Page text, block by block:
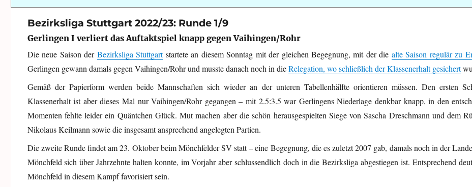
Bezirksliga Stuttgart 2022/23: Runde 1/9
Gerlingen I verliert das Auftaktspiel knapp gegen Vaihingen/Rohr
Die neue Saison der Bezirksliga Stuttgartstartete an diesem Sonntag mit der gleichen Begegnung, mit der die alte Saison regulär zu
Gerlingen gewann damals gegen Vaihingen/Rohr und musste danach noch in dieRelegation, wo schließlich der Klassenerhalt gesichert
Gemäß der Papierform werden beide Mannschaften sich wieder an der unteren Tabellenhälfte orientieren müssen. Den ersten
Klassenerhalt ist aber dieses Mal nur Vaihingen/Rohr gegangen – mit 2.5:3.5 war Gerlingens Niederlage denkbar knapp, in den
Momenten fehlte leider ein Quäntchen Glück. Mut machen aber die schön herausgespielten Siege von Sascha Dreschmann und dem
Nikolaus Keilmann sowie die insgesamt ansprechend angelegten Partien.
Die zweite Runde findet am 23. Oktober beim Mönchfelder SV statt – eine Begegnung, die es zuletzt 2007 gab, damals noch in der
Mönchfeld sich über Jahrzehnte halten konnte, im Vorjahr aber schlussendlich doch in die Bezirksliga abgestiegen ist. Entsprechend
Mönchfeld in diesem Kampf favorisiert sein.